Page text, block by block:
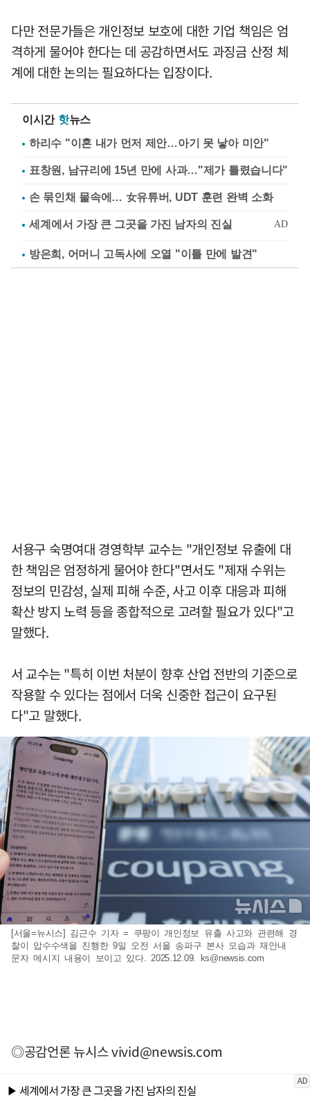
다만 전문가들은 개인정보 보호에 대한 기업 책임은 엄
격하게 물어야 한다는 데 공감하면서도 과징금 산정 체
계에 대한 논의는 필요하다는 입장이다.
이시간 핫뉴스
하리수 "이혼 내가 먼저 제안…아기 못 낳아 미안"
표창원, 남규리에 15년 만에 사과…"제가 틀렸습니다"
손 묶인채 물속에… 女유튜버, UDT 훈련 완벽 소화
방은희, 어머니 고독사에 오열 "이틀 만에 발견"
서용구 숙명여대 경영학부 교수는 "개인정보 유출에 대
한 책임은 엄정하게 물어야 한다"면서도 "제재 수위는
정보의 민감성, 실제 피해 수준, 사고 이후 대응과 피해
확산 방지 노력 등을 종합적으로 고려할 필요가 있다"고
말했다.
서 교수는 "특히 이번 처분이 향후 산업 전반의 기준으로
작용할 수 있다는 점에서 더욱 신중한 접근이 요구된
다"고 말했다.
[서울=뉴시스] 김근수 기자 = 쿠팡이 개인정보 유출 사고와 관련해 경
찰이 압수수색을 진행한 9일 오전 서울 송파구 본사 모습과 재안내
문자 메시지 내용이 보이고 있다. 2025.12.09.
ks@newsis.com
◎공감언론 뉴시스vivid@newsis.com